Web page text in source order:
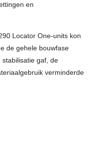
en
Locator One-units kon
de gehele bouwfase
stabilisatie gaf, de
verminderde